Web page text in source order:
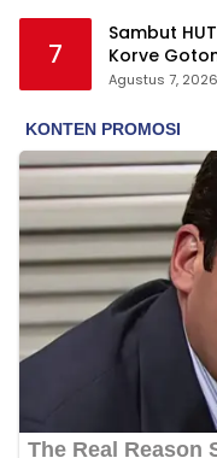
7
Sambut
Korve
Serentak
Agustus 7, 2026